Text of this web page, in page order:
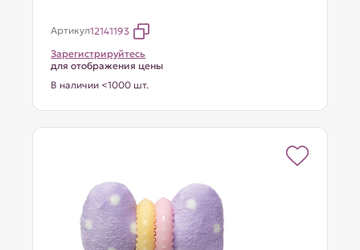
Артикул12141193
Зарегистрируйтесь
для отображения цены
В наличии <1000 шт.